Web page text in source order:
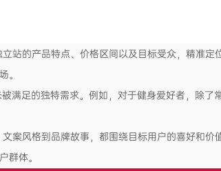
站的产品特点、价格区间以及目标受众，精准定
。
满足的独特需求。例如，对于健身爱好者，除了
案风格到品牌故事，都围绕目标用户的喜好和价
群体。